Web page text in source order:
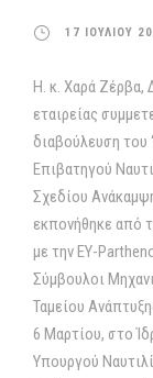
17 ΙΟΥΛΙΟΥ
Η. κ. Χαρά Ζέρβα,
εταιρείας
διαβούλευση του
Επιβατηγού
Σχεδίου
εκπονήθηκε από
με την EY-
Σύμβουλοι
Ταμείου
6 Μαρτίου, στο
Υπουργού